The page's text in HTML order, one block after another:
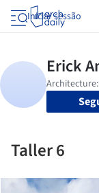
Iniciar sessão
Taller 6